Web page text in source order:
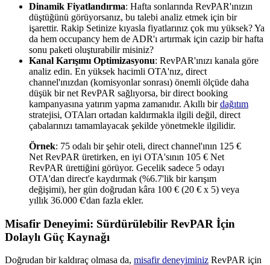
Dinamik Fiyatlandırma: Hafta sonlarında RevPAR'ınızın
düştüğünü görüyorsanız, bu talebi analiz etmek için bir
işarettir. Rakip Setinize kıyasla fiyatlarınız çok mu yüksek? Ya
da hem occupancy hem de ADR'ı artırmak için cazip bir hafta
sonu paketi oluşturabilir misiniz?
Kanal Karışımı Optimizasyonu: RevPAR'ınızı kanala göre
analiz edin. En yüksek hacimli OTA'nız, direct
channel'ınızdan (komisyonlar sonrası) önemli ölçüde daha
düşük bir net RevPAR sağlıyorsa, bir direct booking
kampanyasına yatırım yapma zamanıdır. Akıllı birdağıtım
stratejisi, OTAları ortadan kaldırmakla ilgili değil, direct
çabalarınızı tamamlayacak şekilde yönetmekle ilgilidir.
Örnek: 75 odalı bir şehir oteli, direct channel'ının 125 €
Net RevPAR üretirken, en iyi OTA'sının 105 € Net
RevPAR ürettiğini görüyor. Gecelik sadece 5 odayı
OTA'dan direct'e kaydırmak (%6.7'lik bir karışım
değişimi), her gün doğrudan kâra 100 € (20 € x 5) veya
yıllık 36.000 €'dan fazla ekler.
Misafir Deneyimi: Sürdürülebilir RevPAR İçin
Dolaylı Güç Kaynağı
Doğrudan bir kaldıraç olmasa da, misafir deneyiminiz RevPAR için